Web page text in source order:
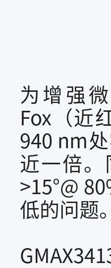
为增强
Fox（近
940 nm
近一倍
>15°@
低的问题。